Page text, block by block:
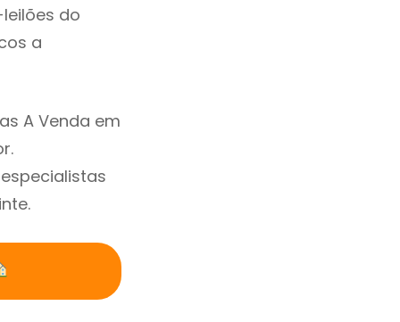
do
a
A Venda em